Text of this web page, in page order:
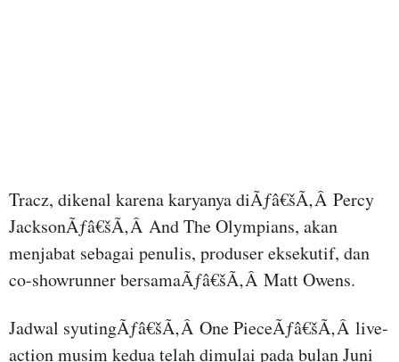
Tracz, dikenal karena karyanya diÃƒâ€šÃ‚Â Percy
JacksonÃƒâ€šÃ‚Â And The Olympians, akan
menjabat sebagai penulis, produser eksekutif, dan
co-showrunner bersamaÃƒâ€šÃ‚Â Matt Owens.
Jadwal syutingÃƒâ€šÃ‚Â One PieceÃƒâ€šÃ‚Â live-
action musim kedua telah dimulai pada bulan Juni